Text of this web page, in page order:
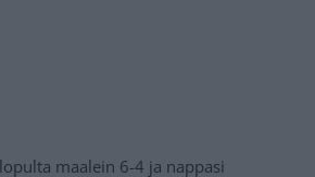
maalein 6-4 ja nappasi